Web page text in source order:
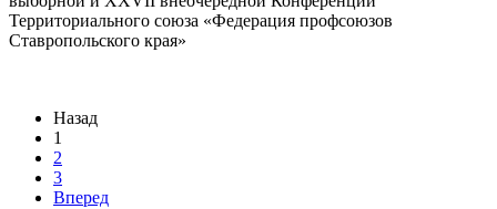
Территориального союза «Федерация профсоюзов
Ставропольского края»
Назад
1
2
3
Вперед